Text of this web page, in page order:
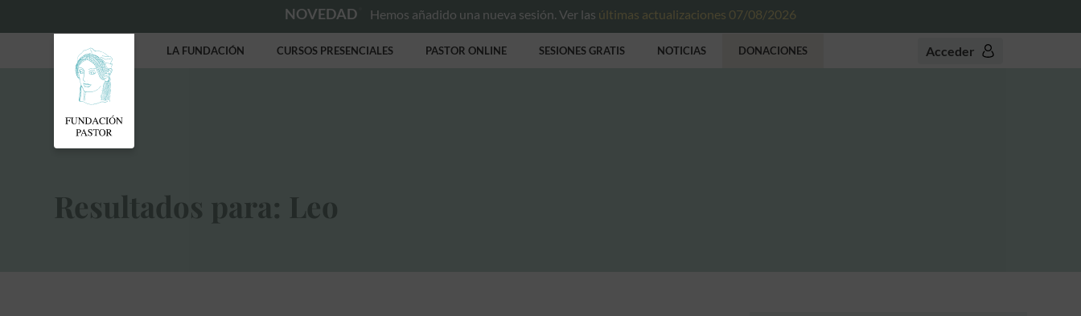
NOVEDAD Hemos añadido una nueva sesión. Ver las últimas actualizaciones 07/08/2026
LA FUNDACIÓN CURSOS PRESENCIALES PASTOR ONLINE SESIONES GRATIS NOTICIAS DONACIONES Acceder
Resultados para: Leo